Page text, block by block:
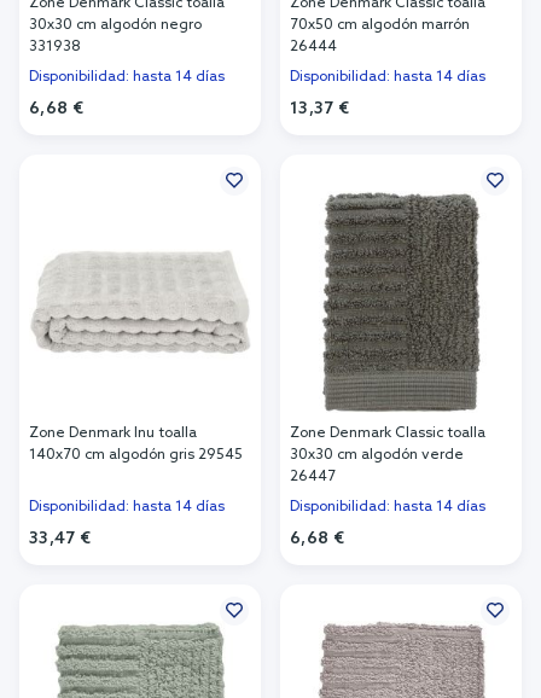
Zone Denmark Classic toalla
30x30 cm algodón negro
331938
Disponibilidad: hasta 14 días
6,68 €
Zone Denmark Classic toalla
70x50 cm algodón marrón
26444
Disponibilidad: hasta 14 días
13,37 €
Zone Denmark Inu toalla
140x70 cm algodón gris 29545
Disponibilidad: hasta 14 días
33,47 €
Zone Denmark Classic toalla
30x30 cm algodón verde
26447
Disponibilidad: hasta 14 días
6,68 €